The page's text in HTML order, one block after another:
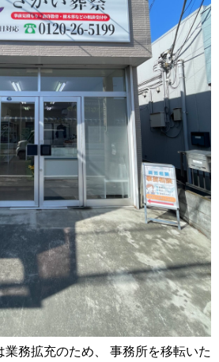
業務拡充のため、 事務所を移転いた